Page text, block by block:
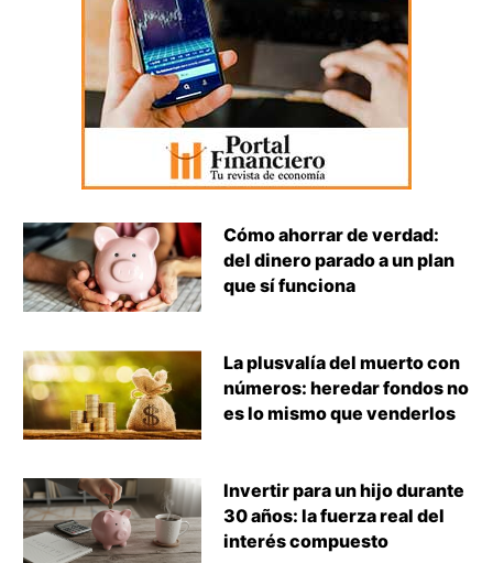
Cómo ahorrar de verdad:
del dinero parado a un plan
que sí funciona
La plusvalía del muerto con
números: heredar fondos no
es lo mismo que venderlos
Invertir para un hijo durante
30 años: la fuerza real del
interés compuesto